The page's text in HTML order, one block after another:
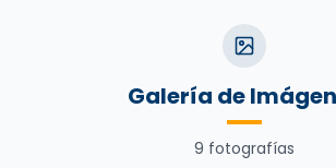
Galería de
9 fotografías